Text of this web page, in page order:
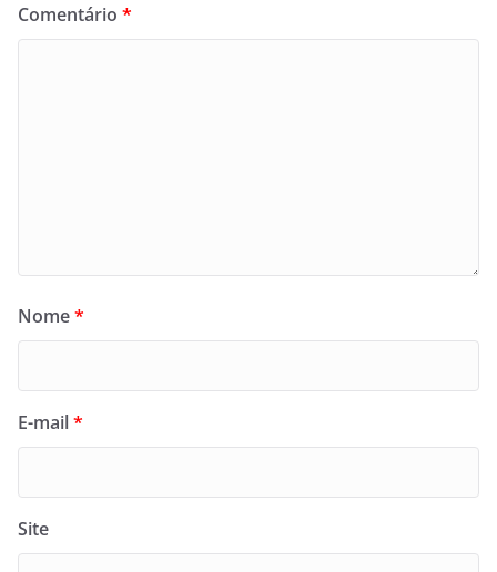
Comentário *
Nome*
E-mail*
Site